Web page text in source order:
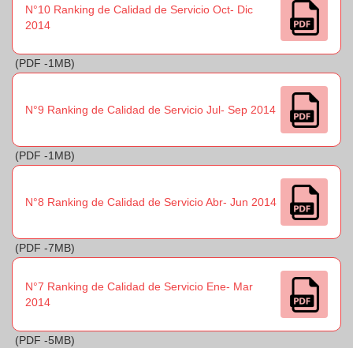
N°10 Ranking de Calidad de Servicio Oct- Dic
2014
(PDF -1MB)
N°9 Ranking de Calidad de Servicio Jul- Sep 2014
(PDF -1MB)
N°8 Ranking de Calidad de Servicio Abr- Jun 2014
(PDF -7MB)
N°7 Ranking de Calidad de Servicio Ene- Mar
2014
(PDF -5MB)